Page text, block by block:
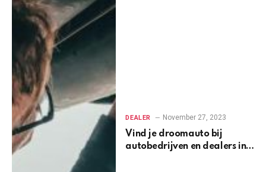
DEALER November 27, 2023
Vind je droomauto bij
autobedrijven en dealers in